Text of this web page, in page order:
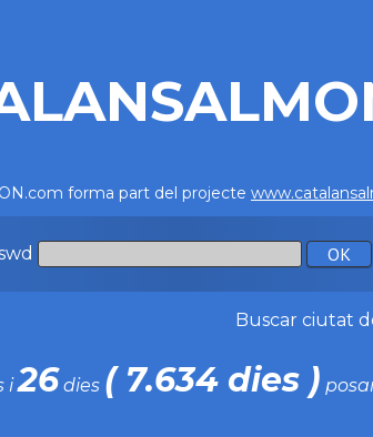
forma part del projecte
Buscar ciutat
i26dies ( 7.634 dies )